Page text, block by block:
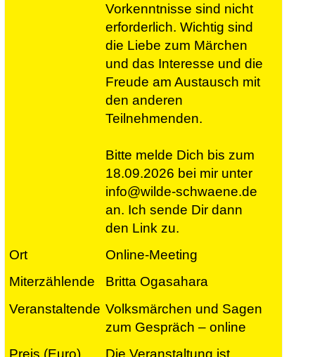
Vorkenntnisse sind nicht
erforderlich. Wichtig sind
die Liebe zum Märchen
und das Interesse und die
Freude am Austausch mit
den anderen
Teilnehmenden.
Bitte melde Dich bis zum
18.09.2026 bei mir unter
info@wilde-schwaene.de
an. Ich sende Dir dann
den Link zu.
Online-Meeting
Britta Ogasahara
Volksmärchen und Sagen
zum Gespräch – online
Die Veranstaltung ist